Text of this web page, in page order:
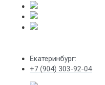
Екатеринбург:
+7 (904) 303-92-04